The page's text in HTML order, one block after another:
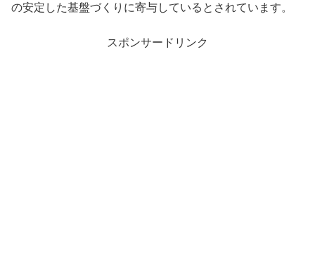
の安定した基盤づくりに寄与しているとされています。
スポンサードリンク